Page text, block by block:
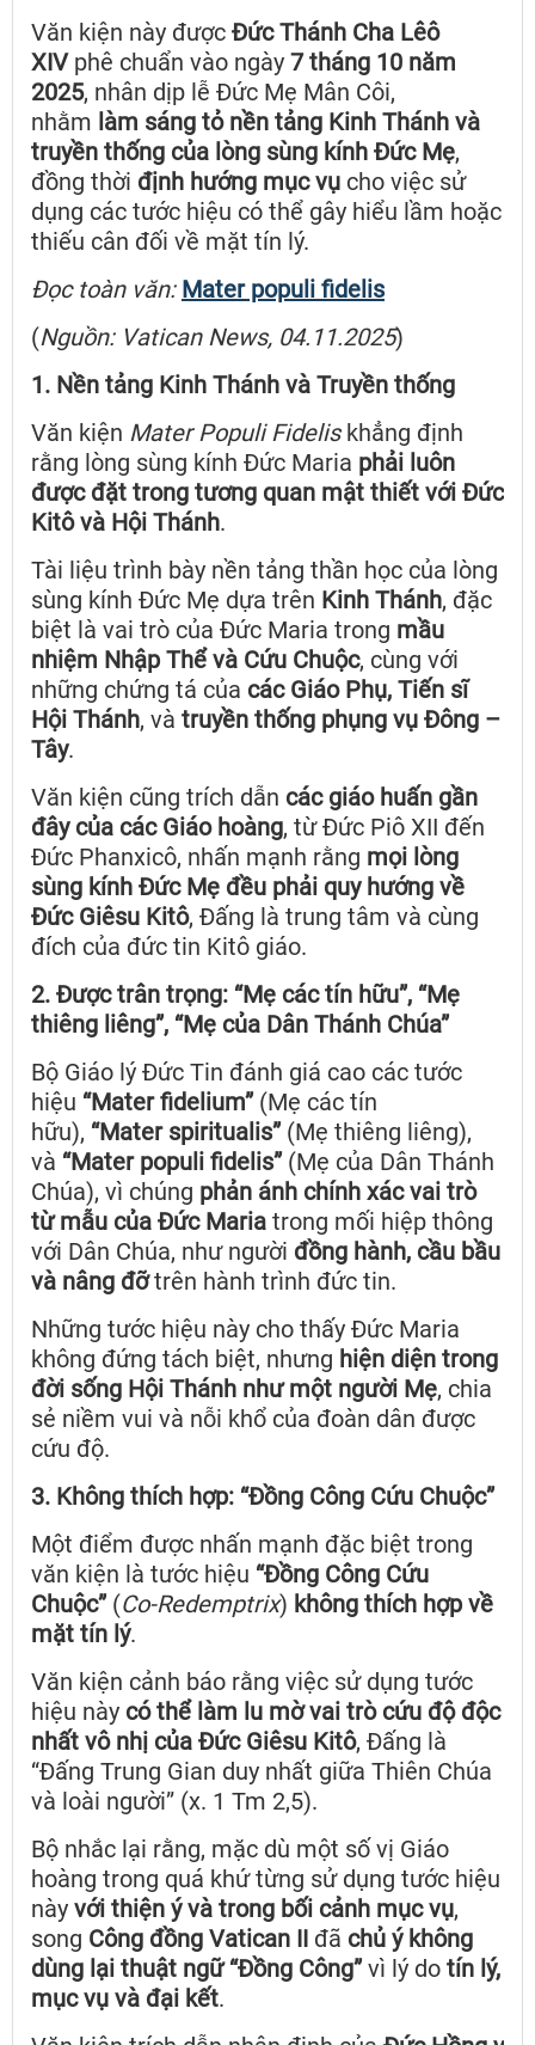
Văn kiện này được Đức Thánh Cha Lêô
XIVphê chuẩn vào ngày 7 tháng 10 năm
2025, nhân dịp lễ Đức Mẹ Mân Côi,
nhằm làm sáng tỏ nền tảng Kinh Thánh và
truyền thống của lòng sùng kính Đức Mẹ,
đồng thời định hướng mục vụ cho việc sử
dụng các tước hiệu có thể gây hiểu lầm hoặc
thiếu cân đối về mặt tín lý.
Đọc toàn văn: Mater populi fidelis
(Nguồn: Vatican News, 04.11.2025)
1. Nền tảng Kinh Thánh và Truyền thống
Văn kiện Mater Populi Fideliskhẳng định
rằng lòng sùng kính Đức Maria phải luôn
được đặt trong tương quan mật thiết với Đức
Kitô và Hội Thánh.
Tài liệu trình bày nền tảng thần học của lòng
sùng kính Đức Mẹ dựa trên Kinh Thánh, đặc
biệt là vai trò của Đức Maria trong mầu
nhiệm Nhập Thể và Cứu Chuộc, cùng với
những chứng tá của các Giáo Phụ, Tiến sĩ
Hội Thánh, và truyền thống phụng vụ Đông –
Tây.
Văn kiện cũng trích dẫn các giáo huấn gần
đây của các Giáo hoàng, từ Đức Piô XII đến
Đức Phanxicô, nhấn mạnh rằng mọi lòng
sùng kính Đức Mẹ đều phải quy hướng về
Đức Giêsu Kitô, Đấng là trung tâm và cùng
đích của đức tin Kitô giáo.
2. Được trân trọng: “Mẹ các tín hữu”, “Mẹ
thiêng liêng”, “Mẹ của Dân Thánh Chúa”
Bộ Giáo lý Đức Tin đánh giá cao các tước
hiệu “Mater fidelium” (Mẹ các tín
hữu), “Mater spiritualis” (Mẹ thiêng liêng),
và “Mater populi fidelis” (Mẹ của Dân Thánh
Chúa), vì chúng phản ánh chính xác vai trò
từ mẫu của Đức Maria trong mối hiệp thông
với Dân Chúa, như người đồng hành, cầu bầu
và nâng đỡtrên hành trình đức tin.
Những tước hiệu này cho thấy Đức Maria
không đứng tách biệt, nhưng hiện diện trong
đời sống Hội Thánh như một người Mẹ, chia
sẻ niềm vui và nỗi khổ của đoàn dân được
cứu độ.
3. Không thích hợp: “Đồng Công Cứu Chuộc”
Một điểm được nhấn mạnh đặc biệt trong
văn kiện là tước hiệu “Đồng Công Cứu
Chuộc” (Co-Redemptrix) không thích hợp về
mặt tín lý.
Văn kiện cảnh báo rằng việc sử dụng tước
hiệu này có thể làm lu mờ vai trò cứu độ độc
nhất vô nhị của Đức Giêsu Kitô, Đấng là
“Đấng Trung Gian duy nhất giữa Thiên Chúa
và loài người” (x. 1 Tm 2,5).
Bộ nhắc lại rằng, mặc dù một số vị Giáo
hoàng trong quá khứ từng sử dụng tước hiệu
này với thiện ý và trong bối cảnh mục vụ,
song Công đồng Vatican II đã chủ ý không
dùng lại thuật ngữ “Đồng Công” vì lý do tín lý,
mục vụ và đại kết.